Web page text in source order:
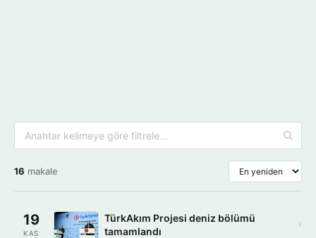
16 makale
19
KAS
TürkAkım Projesi deniz bölümü
tamamlandı
›